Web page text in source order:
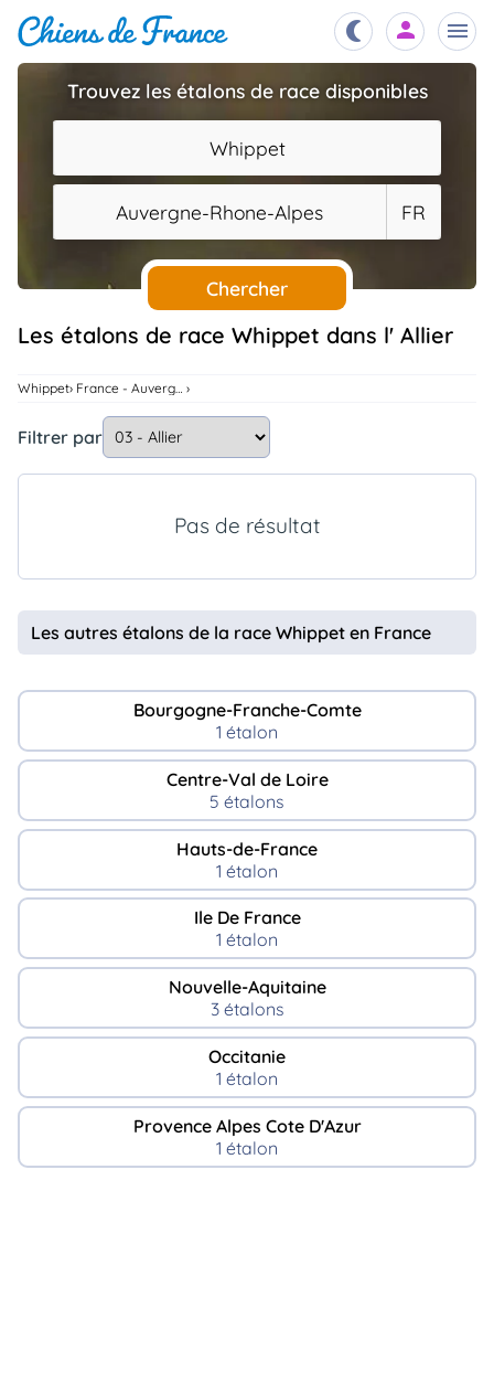
Chiots
Éleveurs
Étalons
Chiens
..
Assurances
Trouvez les étalons de race disponibles
Whippet
Auvergne-Rhone-Alpes FR
Chercher
Les étalons de race Whippet dans l' Allier
Whippet France - Auvergne-Rhone-Alpes
Filtrer par
Pas de résultat
Les autres étalons de la race Whippet en France
Bourgogne-Franche-Comte
1 étalon
Centre-Val de Loire
5 étalons
Hauts-de-France
1 étalon
Ile De France
1 étalon
Nouvelle-Aquitaine
3 étalons
Occitanie
1 étalon
Provence Alpes Cote D'Azur
1 étalon